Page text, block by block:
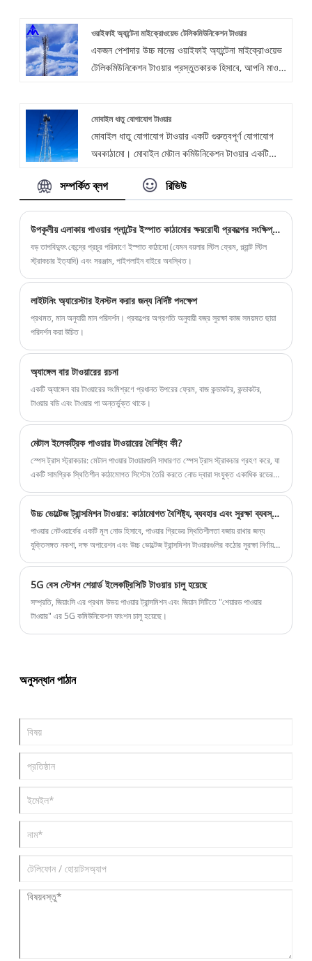
ওয়াইফাই অ্যান্টেনা মাইক্রোওয়েভ টেলিকমিউনিকেশন টাওয়ার
একজন পেশাদার উচ্চ মানের ওয়াইফাই অ্যান্টেনা মাইক্রোওয়েভ
টেলিকমিউনিকেশন টাওয়ার প্রস্তুতকারক হিসাবে, আপনি মাও
সেরা বিক্রয়োত্তর পরিষেবা এবং সময়মত ডেলিভারি অফার
করব।
মোবাইল ধাতু যোগাযোগ টাওয়ার
মোবাইল ধাতু যোগাযোগ টাওয়ার একটি গুরুত্বপূর্ণ যোগাযোগ
অবকাঠামো। মোবাইল মেটাল কমিউনিকেশন টাওয়ার একটি
সংক্রমণ এবং সংবর্ধনা সক্ষম করতে অ্যান্টেনা এবং সিগন্যাল
ডিজাইন করা হয়েছে।
সম্পর্কিত ব্লগ রিভিউ
উপকূলীয় এলাকায় পাওয়ার প্লান্টের ইস্পাত কাঠামোর ক্ষয়রোধী প্রকল্পের সংক্ষিপ্ত বিশ্লেষণ
বড় তাপবিদ্যুৎ কেন্দ্রে প্রচুর পরিমাণে ইস্পাত কাঠামো (যেমন বয়লার স্টিল ফ্রেম, প্ল্যান্ট স্টিল
স্ট্রাকচার ইত্যাদি) এবং সরঞ্জাম, পাইপলাইন বাইরে অবস্থিত।
লাইটনিং অ্যারেস্টার ইনস্টল করার জন্য নির্দিষ্ট পদক্ষেপ
প্রথমত, মান অনুযায়ী মান পরিদর্শন। প্রকল্পের অগ্রগতি অনুযায়ী বজ্র সুরক্ষা কাজ সময়মত ছায়া
পরিদর্শন করা উচিত।
অ্যাঙ্গেল বার টাওয়ারের রচনা
‌‌একটি অ্যাঙ্গেল বার টাওয়ারের সংমিশ্রণে প্রধানত উপরের ফ্রেম, বাজ কন্ডাকটর, কন্ডাকটর,
টাওয়ার বডি এবং টাওয়ার পা অন্তর্ভুক্ত থাকে।
মেটাল ইলেকট্রিক পাওয়ার টাওয়ারের বৈশিষ্ট্য কী?
স্পেস ট্রাস স্ট্রাকচার: মেটাল পাওয়ার টাওয়ারগুলি সাধারণত স্পেস ট্রাস স্ট্রাকচার গ্রহণ করে, যা
একটি সামগ্রিক স্থিতিশীল কাঠামোগত সিস্টেম তৈরি করতে নোড দ্বারা সংযুক্ত একাধিক রডের
উচ্চ ভোল্টেজ ট্রান্সমিশন টাওয়ার: কাঠামোগত বৈশিষ্ট্য, ব্যবহার এবং সুরক্ষা ব্যবস্থার বিস্তারিত ব্যাখ্যা
পাওয়ার নেটওয়ার্কের একটি মূল নোড হিসাবে, পাওয়ার গ্রিডের স্থিতিশীলতা বজায় রাখার জন্য
যুক্তিসঙ্গত নকশা, দক্ষ অপারেশন এবং উচ্চ ভোল্টেজ ট্রান্সমিশন টাওয়ারগুলির কঠোর সুরক্ষা নির্ণায়ক
5G বেস স্টেশন শেয়ার্ড ইলেকট্রিসিটি টাওয়ার চালু হয়েছে
সম্প্রতি, জিয়াংসি এর প্রথম উভয় পাওয়ার ট্রান্সমিশন এবং জিয়ান সিটিতে "শেয়ারড পাওয়ার
টাওয়ার" এর 5G কমিউনিকেশন ফাংশন চালু হয়েছে।
অনুসন্ধান পাঠান